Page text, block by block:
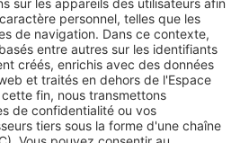
« À Saint-Brieuc, on peut s’offrir
une maison pour le prix d'un 2
pièces à Paris »
Aides financières
Comment calculer ses APL quand